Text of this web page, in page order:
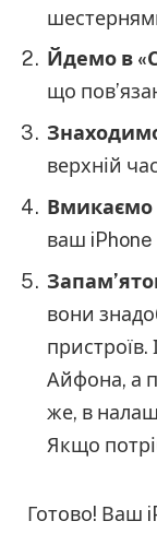
Йдемо в
що
верхній
Вмикаємо
ваш iPhone
вони
пристроїв.
Айфона, а
же, в
Якщо
Готово! Ваш